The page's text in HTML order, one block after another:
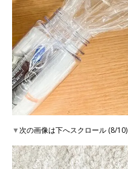
▼次の画像は下へスクロール (8/10)